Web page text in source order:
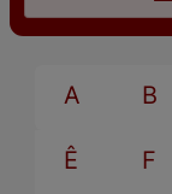
A B
Ê F